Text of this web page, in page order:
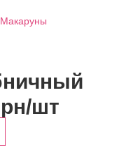
Макаруны
шт